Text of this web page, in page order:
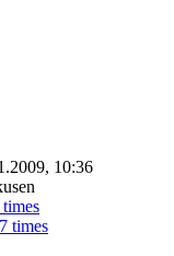
10:36
times
times